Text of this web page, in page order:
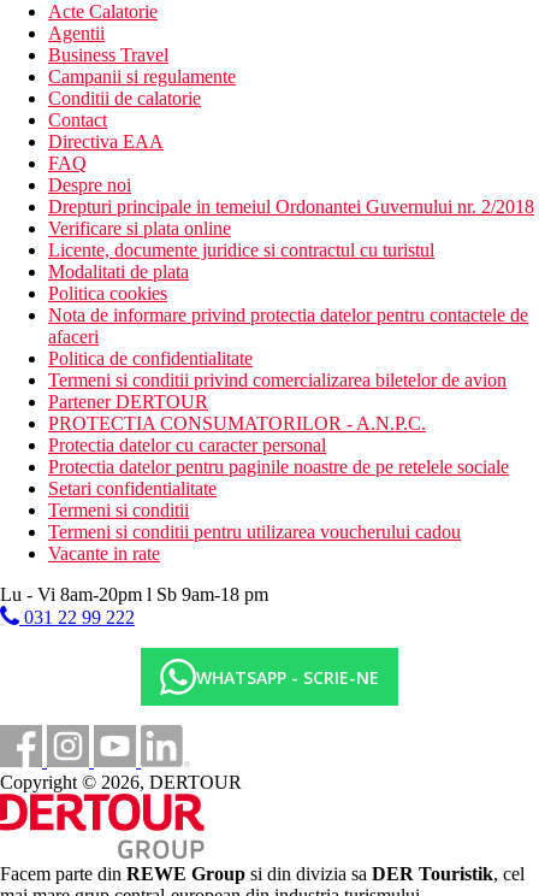
Acte Calatorie
Agentii
Business Travel
Campanii si regulamente
Conditii de calatorie
Contact
Directiva EAA
FAQ
Despre noi
Drepturi principale in temeiul Ordonantei Guvernului nr. 2/2018
Verificare si plata online
Licente, documente juridice si contractul cu turistul
Modalitati de plata
Politica cookies
Nota de informare privind protectia datelor pentru contactele de
afaceri
Politica de confidentialitate
Termeni si conditii privind comercializarea biletelor de avion
Partener DERTOUR
PROTECTIA CONSUMATORILOR - A.N.P.C.
Protectia datelor cu caracter personal
Protectia datelor pentru paginile noastre de pe retelele sociale
Setari confidentialitate
Termeni si conditii
Termeni si conditii pentru utilizarea voucherului cadou
Vacante in rate
Lu - Vi 8am-20pm l Sb 9am-18 pm
031 22 99 222
WHATSAPP - SCRIE-NE
Copyright © 2026, DERTOUR
Facem parte din REWE Group si din divizia sa DER Touristik, cel